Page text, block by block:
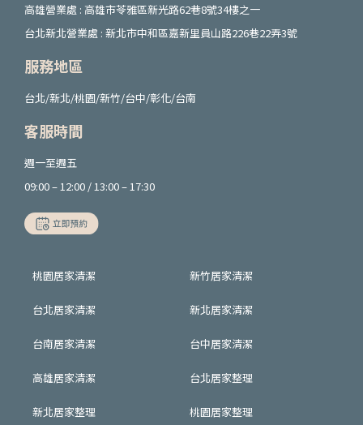
高雄營業處 : 高雄市苓雅區新光路62巷8號34樓之一
台北新北營業處 : 新北市中和區嘉新里員山路226巷22弄3號
服務地區
台北/新北/桃園/新竹/台中/彰化/台南
客服時間
週一至週五
09:00 – 12:00 / 13:00 – 17:30
桃園居家清潔 新竹居家清潔
台北居家清潔 新北居家清潔
台南居家清潔 台中居家清潔
高雄居家清潔 台北居家整理
新北居家整理 桃園居家整理